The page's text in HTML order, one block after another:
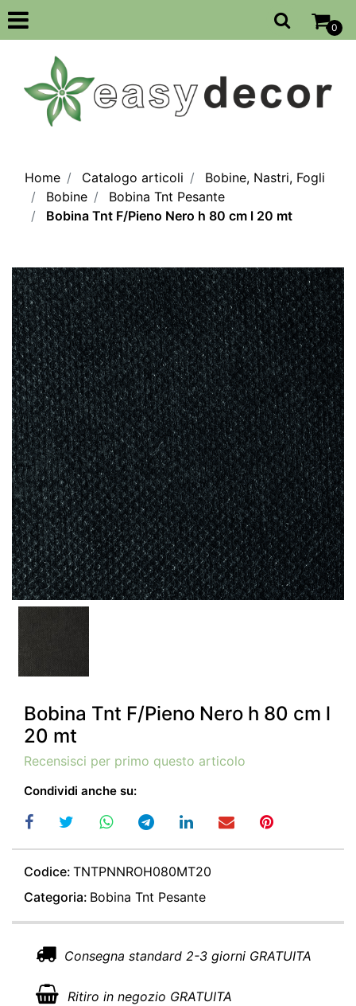
Open
0
Home Catalogo articoli
Bobine, Nastri, Fogli
Bobine
Bobina Tnt Pesante
Bobina Tnt F/Pieno Nero h 80 cm l 20 mt
Bobina Tnt F/Pieno Nero h 80 cm l
20 mt
Recensisci per primo questo articolo
Condividi anche su:
Codice: TNTPNNROH080MT20
Categoria: Bobina Tnt Pesante
Consegna standard 2-3 giorni GRATUITA
Ritiro in negozio GRATUITA